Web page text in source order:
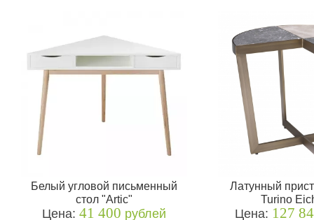
Белый угловой письменный
стол "Artic"
Цена: 41 400 рублей
Латунный
Turino
Цена: 127